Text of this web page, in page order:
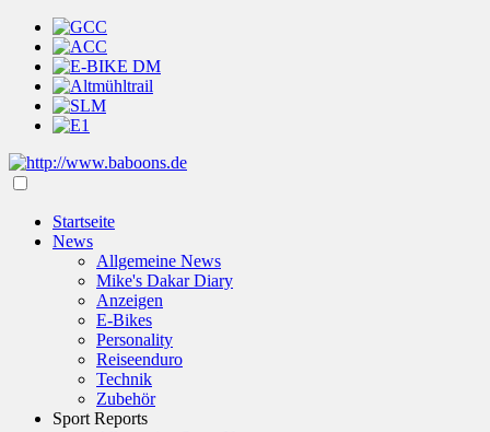
Startseite
News
Allgemeine News
Mike's Dakar Diary
Anzeigen
E-Bikes
Personality
Reiseenduro
Technik
Zubehör
Sport Reports